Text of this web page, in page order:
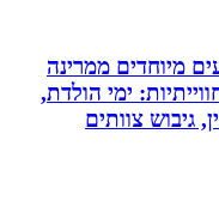
ממרינה
ימי הולדת,
צוותים